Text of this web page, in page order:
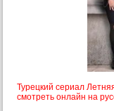
Турецкий сериал
смотреть онлайн на